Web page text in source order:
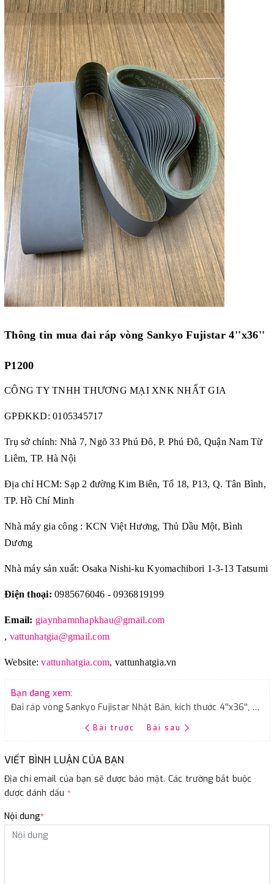
Thông tin mua đai ráp vòng Sankyo Fujistar 4''x36''
P1200
CÔNG TY TNHH THƯƠNG MẠI XNK NHẤT GIA
GPĐKKD: 0105345717
Trụ sở chính: Nhà 7, Ngõ 33 Phú Đô, P. Phú Đô, Quận Nam Từ
Liêm, TP. Hà Nội
Địa chỉ HCM: Sạp 2 đường Kim Biên, Tổ 18, P13, Q. Tân Bình,
TP. Hồ Chí Minh
Nhà máy gia công : KCN Việt Hương, Thủ Dầu Một, Bình
Dương
Nhà máy sản xuất: Osaka Nishi-ku Kyomachibori 1-3-13 Tatsumi
Điện thoại: 0985676046 - 0936819199
Email: giaynhamnhapkhau@gmail.com
, vattunhatgia@gmail.com
Website: vattunhatgia.com, vattunhatgia.vn
Bạn đang xem:
Đai ráp vòng Sankyo Fujistar Nhật Bản, kích thước 4''x36'', độ nhám P1200
Bài trước Bài sau
VIẾT BÌNH LUẬN CỦA BẠN
Địa chỉ email của bạn sẽ được bảo mật. Các trường bắt buộc
được đánh dấu *
Nội dung*